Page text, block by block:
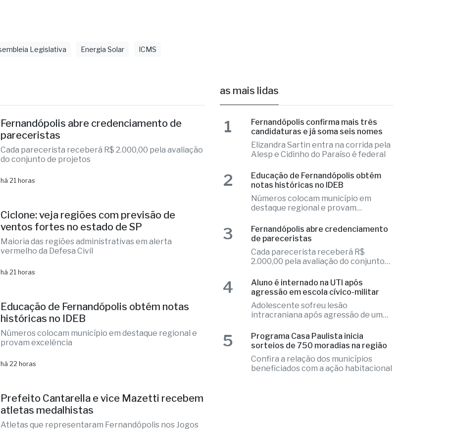
Ciclone: veja regiões com previsão de
ventos fortes no estado de SP
Maioria das regiões administrativas em alerta
vermelho da Defesa Civil
Educação de Fernandópolis obtém notas
históricas no IDEB
Números colocam município em destaque regional e
provam excelência
Prefeito Cantarella e vice Mazetti recebem
atletas medalhistas
Atletas que representaram Fernandópolis nos Jogos
Regionais e no JOMI
Fernandópolis confirma mais três
Alesp e Cidinho do Paraíso é federal
notas históricas no IDEB
Números colocam município em
destaque regional e provam
excelência
de pareceristas
Cada parecerista receberá R$
2.000,00 pela avaliação do conjunto
de projetos
agressão em escola cívico-militar
Adolescente sofreu lesão
intracraniana após agressão de um
colega
sorteios de 750 moradias na região
Confira a relação dos municípios
beneficiados com a ação habitacional